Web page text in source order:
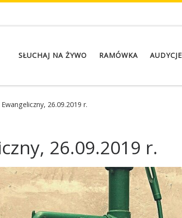
SŁUCHAJ NA ŻYWO RAMÓWKA AUDYCJE
26.09.2019 r.
26.09.2019 r.